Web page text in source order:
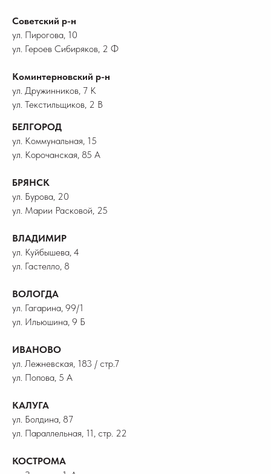
Советский р-н
ул. Пирогова, 10
ул. Героев Сибиряков, 2 Ф
Коминтерновский р-н
ул. Дружинников, 7 К
ул. Текстильщиков, 2 В
БЕЛГОРОД
ул. Коммунальная, 15
ул. Корочанская, 85 А
БРЯНСК
ул. Бурова, 20
ул. Марии Расковой, 25
ВЛАДИМИР
ул. Куйбышева, 4
ул. Гастелло, 8
ВОЛОГДА
ул. Гагарина, 99/1
ул. Ильюшина, 9 Б
ИВАНОВО
ул. Лежневская, 183 / стр.7
ул. Попова, 5 А
КАЛУГА
ул. Болдина, 87
ул. Параллельная, 11, стр. 22
КОСТРОМА